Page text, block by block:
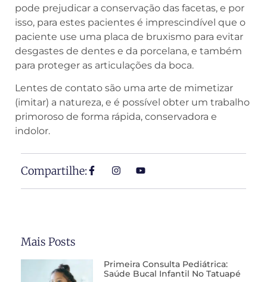
pode prejudicar a conservação das facetas, e por
isso, para estes pacientes é imprescindível que o
paciente use uma placa de bruxismo para evitar
desgastes de dentes e da porcelana, e também
para proteger as articulações da boca.
Lentes de contato são uma arte de mimetizar
(imitar) a natureza, e é possível obter um trabalho
primoroso de forma rápida, conservadora e
indolor.
Compartilhe:
Mais Posts
Primeira Consulta Pediátrica:
Saúde Bucal Infantil No Tatuapé